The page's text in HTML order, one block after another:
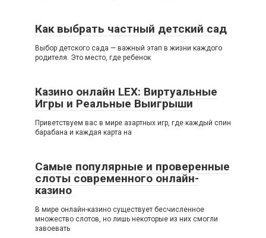
Как выбрать частный детский сад
Выбор детского сада — важный этап в жизни каждого
родителя. Это место, где ребенок
Казино онлайн LEX: Виртуальные
Игры и Реальные Выигрыши
Приветствуем вас в мире азартных игр, где каждый спин
барабана и каждая карта на
Самые популярные и проверенные
слоты современного онлайн-
казино
В мире онлайн-казино существует бесчисленное
множество слотов, но лишь некоторые из них смогли
завоевать